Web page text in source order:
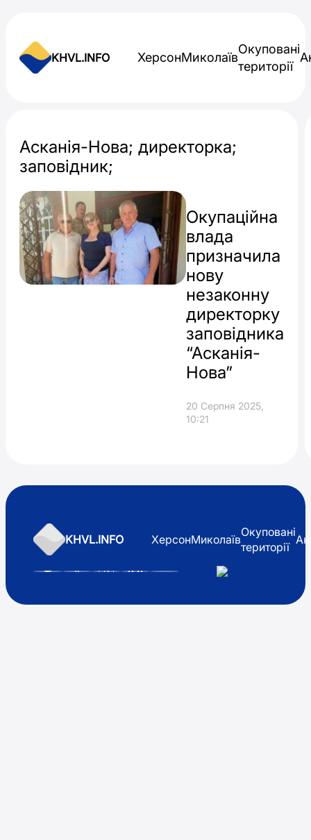
KHVL.INFO ХерсонМиколаїв
Окуповані
території
Асканія-Нова; директорка;
заповідник;
Окупаційна
влада
призначила
нову
незаконну
директорку
заповідника
“Асканія-
Нова”
20 Серпня 2025,
10:21
KHVL.INFO ХерсонМиколаїв
Окуповані
території